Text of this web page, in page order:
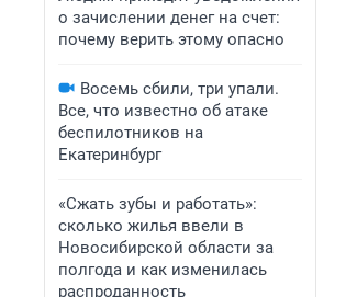
о зачислении денег на счет:
почему верить этому опасно
Восемь сбили, три упали.
Все, что известно об атаке
беспилотников на
Екатеринбург
«Сжать зубы и работать»:
сколько жилья ввели в
Новосибирской области за
полгода и как изменилась
распроданность